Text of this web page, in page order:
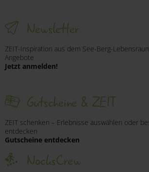
Newsletter
ZEIT-Inspiration aus dem See-Berg-
Angebote
Jetzt anmelden!
Gutscheine & ZEIT
ZEIT schenken – Erlebnisse auswählen oder
entdecken
Gutscheine entdecken
NocksCrew